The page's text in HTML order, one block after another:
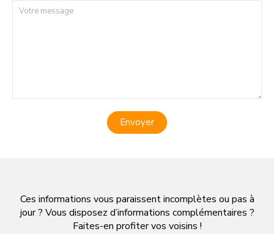
Envoyer
Ces informations vous paraissent incomplètes ou pas à
jour ? Vous disposez d’informations complémentaires ?
Faites-en profiter vos voisins !